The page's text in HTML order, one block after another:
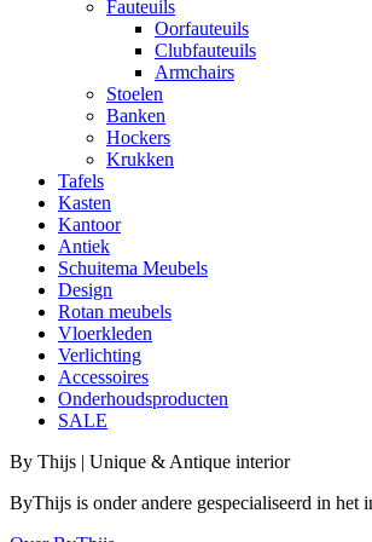
Fauteuils
Oorfauteuils
Clubfauteuils
Armchairs
Stoelen
Banken
Hockers
Krukken
Tafels
Kasten
Kantoor
Antiek
Schuitema Meubels
Design
Rotan meubels
Vloerkleden
Verlichting
Accessoires
Onderhoudsproducten
SALE
By Thijs | Unique & Antique interior
ByThijs is onder andere gespecialiseerd in het